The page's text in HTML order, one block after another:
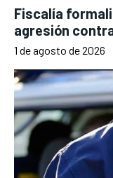
Fiscalía
agresión
1 de agosto de 2026